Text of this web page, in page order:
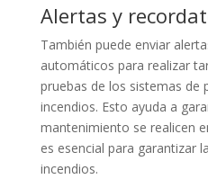
Alertas y
También puede enviar
automáticos para realizar
pruebas de los sistemas de
incendios. Esto ayuda a
mantenimiento se realicen
es esencial para garantizar
incendios.